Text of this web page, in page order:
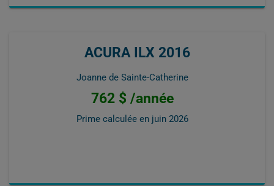
ACURA ILX 2016
Joanne de Sainte-Catherine
762 $ /année
Prime calculée en juin 2026